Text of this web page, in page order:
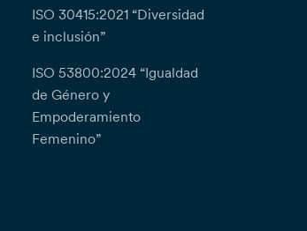
ISO 30415:2021 “Diversidad
e inclusión”
ISO 53800:2024 “Igualdad
de Género y
Empoderamiento
Femenino”